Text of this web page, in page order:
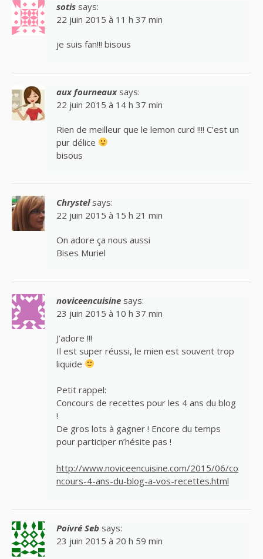
sotis says:
22 juin 2015 à 11 h 37 min
je suis fan!!! bisous
aux fourneaux says:
22 juin 2015 à 14 h 37 min
Rien de meilleur que le lemon curd !!!! C’est un
pur délice
bisous
Chrystel says:
22 juin 2015 à 15 h 21 min
On adore ça nous aussi
Bises Muriel
noviceencuisine says:
23 juin 2015 à 10 h 37 min
J’adore !!!
Il est super réussi, le mien est souvent trop
liquide
Petit rappel:
Concours de recettes pour les 4 ans du blog
!
De gros lots à gagner ! Encore du temps
pour participer n’hésite pas !
http://www.noviceencuisine.com/2015/06/co
ncours-4-ans-du-blog-a-vos-recettes.html
Poivré Seb says:
23 juin 2015 à 20 h 59 min